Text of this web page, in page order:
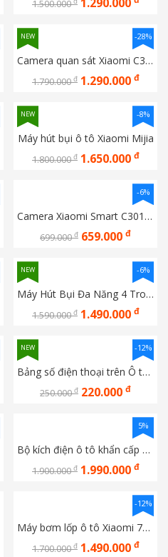
1.500.000
Camera quan sát Xiaomi C300 Dual EU Bản quốc tế - Hàng chính hãng DGW
1.790.000đ 1.290.000 đ
-28%
NEW
Máy hút bụi ô tô Xiaomi Mijia
1.800.000đ 1.650.000 đ
-8%
NEW
Camera Xiaomi Smart C301 BHR8683GL 2K Bản quốc tế Hàng chính hãng Digiworld
699.000đ 659.000 đ
-6%
Máy Hút Bụi Đa Năng 4 Trong 1 Xiaomi Hoto Hút, Thổi, Bơm Và Hút Chân Không
1.590.000đ 1.490.000 đ
-6%
NEW
Bảng số điện thoại trên Ô tô Kèm dụng cụ thoát hiểm đa năng Nextool
250.000đ 220.000 đ
-12%
NEW
Bộ kích điện ô tô khẩn cấp 70mai Midrive PS06
1.900.000đ 1.990.000 đ
5%
Máy bơm lốp ô tô Xiaomi 70mai Midrive TP01
1.700.000đ 1.490.000 đ
-12%